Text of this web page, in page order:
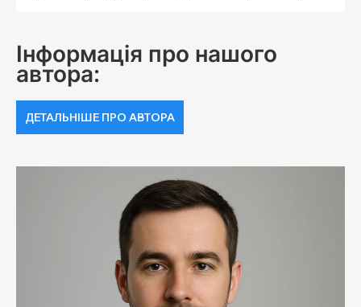
Інформація про нашого
автора:
ДЕТАЛЬНІШЕ ПРО АВТОРА